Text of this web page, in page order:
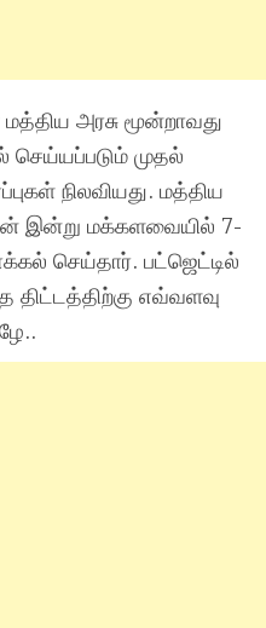
அரசு மூன்றாவது
செய்யப்படும் முதல்
நிலவியது. மத்திய
இன்று மக்களவையில் 7-
செய்தார். பட்ஜெட்டில்
திட்டத்திற்கு எவ்வளவு